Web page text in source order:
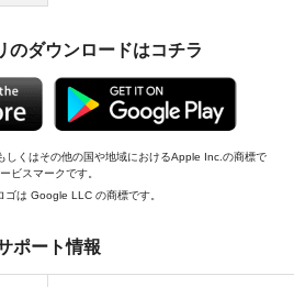
のダウンロードはコチラ
くはその他の国や地域におけるApple Inc.の商標で
ビスマークです。
は Google LLC の商標です。
ポート情報